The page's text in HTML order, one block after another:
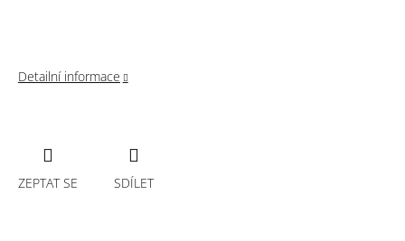
Detailní informace
ZEPTAT SE SDÍLET